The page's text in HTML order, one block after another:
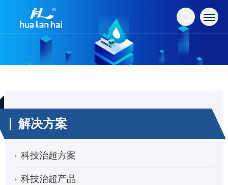
解决方案
科技治超方案
科技治超产品